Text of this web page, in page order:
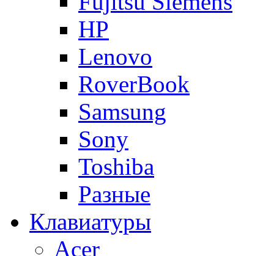
HP
Lenovo
RoverBook
Samsung
Sony
Toshiba
Разные
Клавиатуры
Acer